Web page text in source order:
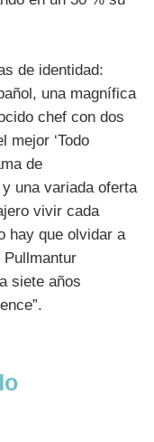
de identidad:
una magnífica
chef con dos
mejor ‘Todo
de
una variada oferta
vivir cada
hay que olvidar a
Pullmantur
siete años